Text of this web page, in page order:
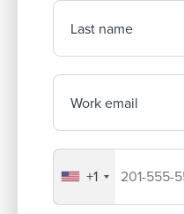
Last name
Work email
Your company's
+1